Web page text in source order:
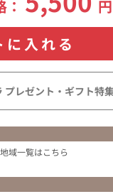
に入れる
プレゼント・ギフト特
域一覧はこちら